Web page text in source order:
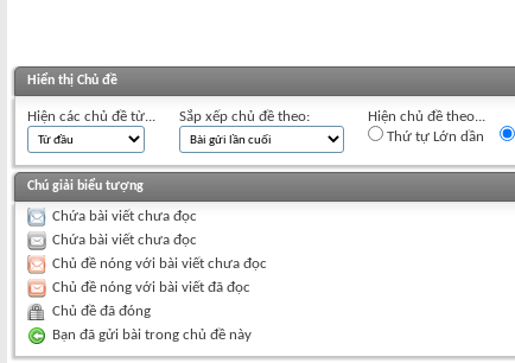
Hiển thị Chủ đề
Hiện các chủ đề từ... Sắp xếp chủ đề theo:
Hiện chủ đề theo...
Thứ tự Lớn dần
Chú giải biểu tượng
Chứa bài viết chưa đọc
Chứa bài viết chưa đọc
Chủ đề nóng với bài viết chưa đọc
Chủ đề nóng với bài viết đã đọc
Chủ đề đã đóng
Bạn đã gửi bài trong chủ đề này